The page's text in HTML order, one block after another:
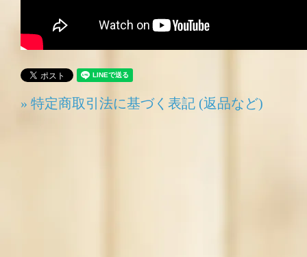
» 特定商取引法に基づく表記 (返品など)